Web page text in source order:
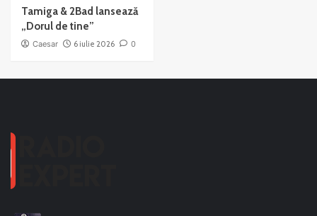
Tamiga & 2Bad lansează
„Dorul de tine”
Caesar 6 iulie 2026 0